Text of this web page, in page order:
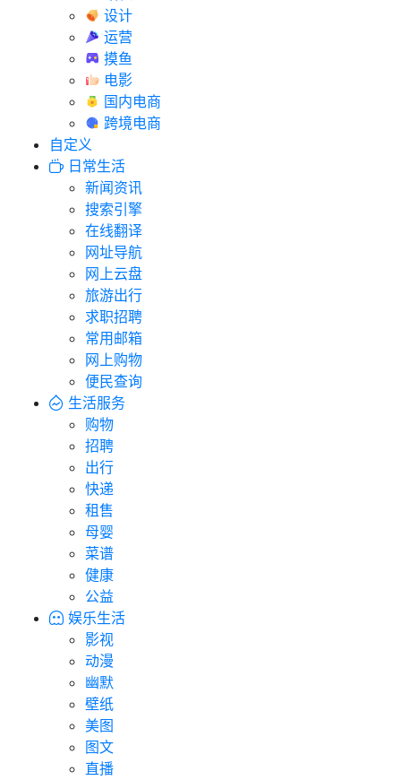
设计
运营
摸鱼
电影
国内电商
跨境电商
自定义
日常生活
新闻资讯
搜索引擎
在线翻译
网址导航
网上云盘
旅游出行
求职招聘
常用邮箱
网上购物
便民查询
生活服务
购物
招聘
出行
快递
租售
母婴
菜谱
健康
公益
娱乐生活
影视
动漫
幽默
壁纸
美图
图文
直播